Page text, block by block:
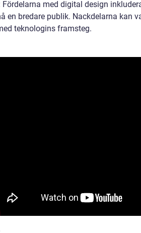
med digital design
en bredare publik. Nackdelarna kan
teknologins framsteg.